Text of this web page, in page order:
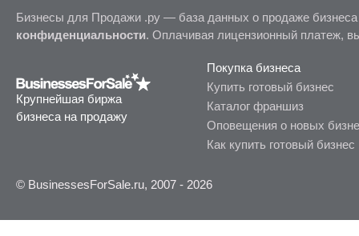
Бизнесы для Продажи .ру — база данных о продаже
конфиденциальности. Оплачивая лицензионный платеж,
Крупнейшая биржа
бизнеса на продажу
Покупка бизнеса
Купить готовый бизнес
Каталог франшиз
Оповещения о новых
Как купить готовый бизнес
© BusinessesForSale.ru, 2007 - 2026